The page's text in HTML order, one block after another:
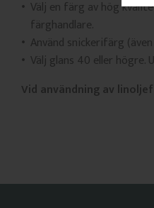
Välj en färg av hög
färghandlare.
Använd snickerifärg
Välj glans 40 eller
Vid användning av